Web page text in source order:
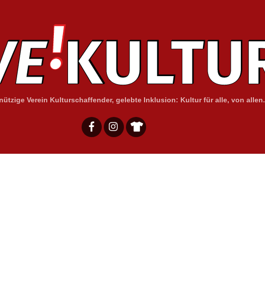
Verein Kulturschaffender, gelebte Inklusion: Kultur für alle, von allen.
FacebookInstagram